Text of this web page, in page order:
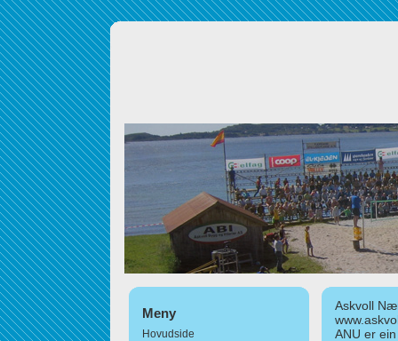
Meny
Hovudside
Askvoll
ANU er